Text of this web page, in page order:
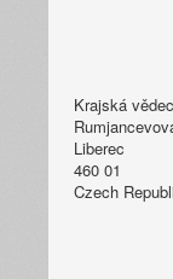
Krajská
Liberec
460 01
Czech